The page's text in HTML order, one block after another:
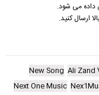
داده می شود.
ارسال کنید.
Ali Zand
New Song
Next One Music